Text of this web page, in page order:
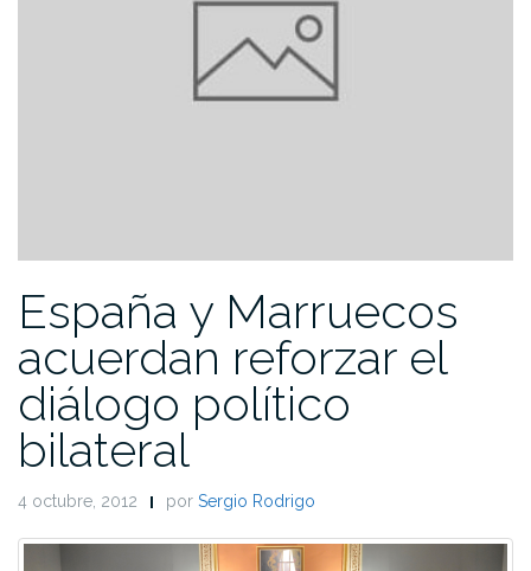
España y Marruecos
acuerdan reforzar el
diálogo político
bilateral
4 octubre, 2012 por Sergio Rodrigo